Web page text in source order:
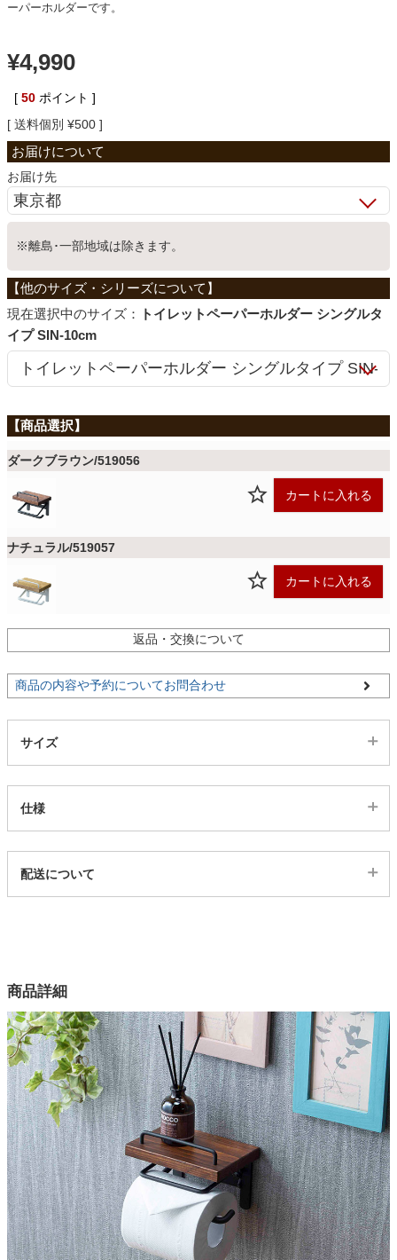
ベッド
収納家具
学習机
ホームオフィス
こたつ
ファブリック
マット
収納用品
ガーデン
タワー
ーパーホルダーです。
¥4,990
[ 50 ポイント ]
送料個別 ¥500
お届け先
※離島･一部地域は除きます。
サイズ：
トイレットペーパーホルダー シングルタ
イプ SIN-10cm
ダークブラウン/519056
カートに入れる
ナチュラル/519057
カートに入れる
返品・交換について
商品の内容や予約についてお問合わせ
サイズ
仕様
519056
2色
木部素材
スプルース材
木部塗装
オイルステイン
スチール部塗装
粉体塗装
原産国
台湾
配送について
商品詳細